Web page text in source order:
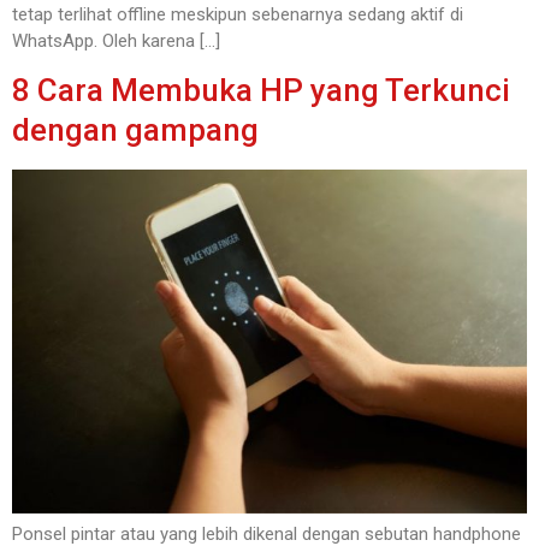
tetap terlihat offline meskipun sebenarnya sedang aktif di
WhatsApp. Oleh karena […]
8 Cara Membuka HP yang Terkunci
dengan gampang
Ponsel pintar atau yang lebih dikenal dengan sebutan handphone